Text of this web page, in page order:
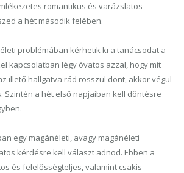
romantikus és varázslatos
a hét második felében.
problémában kérhetik ki a tanácsodat a
kapcsolatban légy óvatos azzal, hogy mit
illető hallgatva rád rosszul dönt, akkor végül
Szintén a hét első napjaiban kell döntésre
egy magánéleti, avagy magánéleti
kérdésre kell választ adnod. Ebben a
és felelősségteljes, valamint csakis